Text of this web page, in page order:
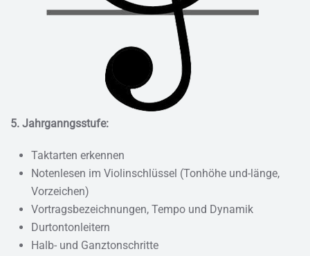
5. Jahrganngsstufe:
Taktarten erkennen
Notenlesen im Violinschlüssel (Tonhöhe und-länge,
Vorzeichen)
Vortragsbezeichnungen, Tempo und Dynamik
Durtontonleitern
Halb- und Ganztonschritte